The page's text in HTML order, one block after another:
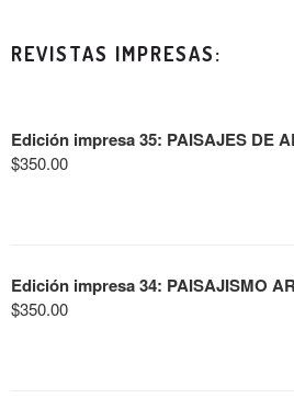
REVISTAS IMPRESAS:
Edición impresa 35: PAISAJES DE
$350.00
Edición impresa 34: PAISAJISMO
$350.00